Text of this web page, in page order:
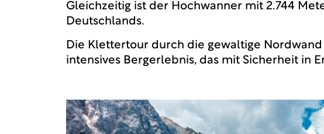
Gleichzeitig ist der Hochwanner mit 2.744
Deutschlands.
Die Klettertour durch die gewaltige Nordwand
intensives Bergerlebnis, das mit Sicherheit in